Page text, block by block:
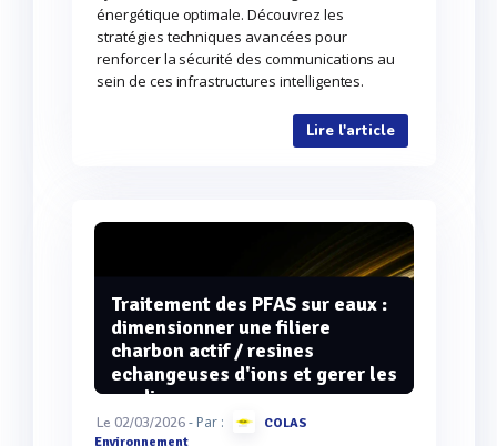
énergétique optimale. Découvrez les
stratégies techniques avancées pour
renforcer la sécurité des communications au
sein de ces infrastructures intelligentes.
Lire l'article
Traitement des PFAS sur eaux :
dimensionner une filiere
charbon actif / resines
echangeuses d'ions et gerer les
medias uses
Le 02/03/2026- Par :
COLAS
Environnement